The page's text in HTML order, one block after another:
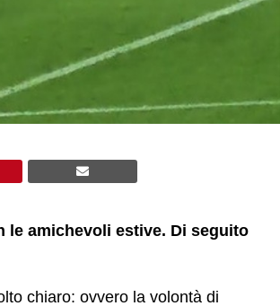
le amichevoli estive. Di seguito
chiaro: ovvero la volontà di